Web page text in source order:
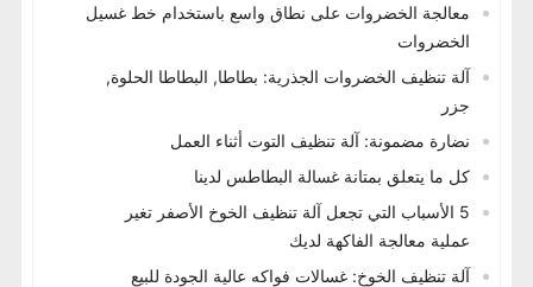
معالجة الخضروات على نطاق واسع باستخدام خط غسيل
الخضروات
آلة تنظيف الخضروات الجذرية: بطاطا, البطاطا الحلوة,
جزر
نضارة مضمونة: آلة تنظيف التوت أثناء العمل
كل ما يتعلق بمتانة غسالة البطاطس لدينا
5 الأسباب التي تجعل آلة تنظيف الخوخ الأصفر تغير
عملية معالجة الفاكهة لديك
آلة تنظيف الخوخ: غسالات فواكه عالية الجودة للبيع